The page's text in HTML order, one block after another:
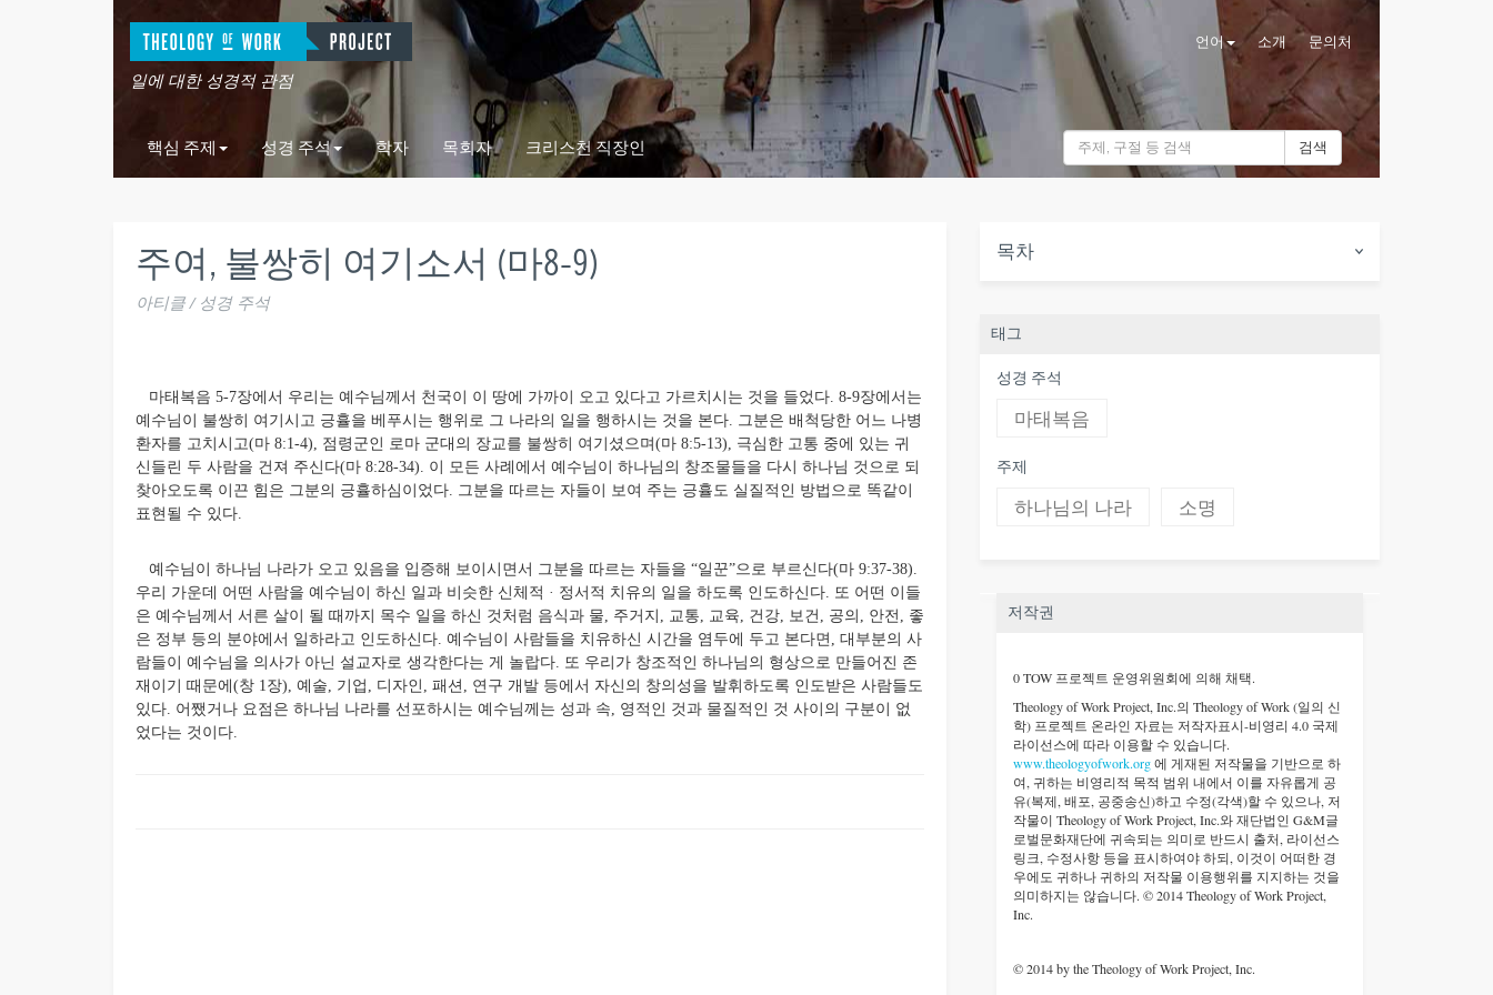
언어 소개 문의처
일에 대한 성경적 관점
검색
핵심 주제 성경 주석 학자 목회자 크리스천 직장인
목차
태그
성경 주석
마태복음
주제
하나님의 나라 소명
저작권
0 TOW 프로젝트 운영위원회에 의해 채택.
Theology of Work Project, Inc.의 Theology of Work (일의 신
학) 프로젝트 온라인 자료는 저작자표시-비영리 4.0 국제
라이선스에 따라 이용할 수 있습니다.
www.theologyofwork.org에 게재된 저작물을 기반으로 하
여, 귀하는 비영리적 목적 범위 내에서 이를 자유롭게 공
유(복제, 배포, 공중송신)하고 수정(각색)할 수 있으나, 저
작물이 Theology of Work Project, Inc.와 재단법인 G&M글
로벌문화재단에 귀속되는 의미로 반드시 출처, 라이선스
링크, 수정사항 등을 표시하여야 하되, 이것이 어떠한 경
우에도 귀하나 귀하의 저작물 이용행위를 지지하는 것을
의미하지는 않습니다. © 2014 Theology of Work Project,
Inc.
© 2014 by the Theology of Work Project, Inc.
주여, 불쌍히 여기소서 (마8-9)
아티클 / 성경 주석
마태복음 5-7장에서 우리는 예수님께서 천국이 이 땅에 가까이 오고 있다고 가르치시는 것을 들었다. 8-9장에서는
예수님이 불쌍히 여기시고 긍휼을 베푸시는 행위로 그 나라의 일을 행하시는 것을 본다. 그분은 배척당한 어느 나병
환자를 고치시고(마 8:1-4), 점령군인 로마 군대의 장교를 불쌍히 여기셨으며(마 8:5-13), 극심한 고통 중에 있는 귀
신들린 두 사람을 건져 주신다(마 8:28-34). 이 모든 사례에서 예수님이 하나님의 창조물들을 다시 하나님 것으로 되
찾아오도록 이끈 힘은 그분의 긍휼하심이었다. 그분을 따르는 자들이 보여 주는 긍휼도 실질적인 방법으로 똑같이
표현될 수 있다.
예수님이 하나님 나라가 오고 있음을 입증해 보이시면서 그분을 따르는 자들을 “일꾼”으로 부르신다(마 9:37-38).
우리 가운데 어떤 사람을 예수님이 하신 일과 비슷한 신체적 · 정서적 치유의 일을 하도록 인도하신다. 또 어떤 이들
은 예수님께서 서른 살이 될 때까지 목수 일을 하신 것처럼 음식과 물, 주거지, 교통, 교육, 건강, 보건, 공의, 안전, 좋
은 정부 등의 분야에서 일하라고 인도하신다. 예수님이 사람들을 치유하신 시간을 염두에 두고 본다면, 대부분의 사
람들이 예수님을 의사가 아닌 설교자로 생각한다는 게 놀랍다. 또 우리가 창조적인 하나님의 형상으로 만들어진 존
재이기 때문에(창 1장), 예술, 기업, 디자인, 패션, 연구 개발 등에서 자신의 창의성을 발휘하도록 인도받은 사람들도
있다. 어쨌거나 요점은 하나님 나라를 선포하시는 예수님께는 성과 속, 영적인 것과 물질적인 것 사이의 구분이 없
었다는 것이다.